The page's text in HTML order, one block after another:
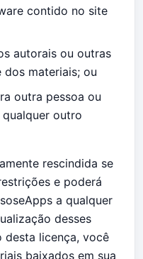
contido no site
autorais ou outras
materiais; ou
outra pessoa ou
qualquer outro
rescindida se
e poderá
a qualquer
desses
desta licença, você
baixados em sua